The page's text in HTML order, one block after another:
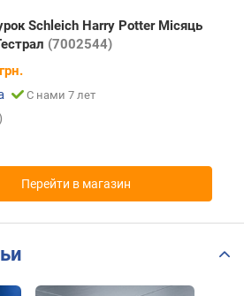
Schleich Harry Potter Місяць
(7002544)
грн.
С нами 7 лет
Перейти в магазин